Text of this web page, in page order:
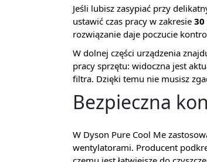
Jeśli lubisz zasypiać przy
ustawić czas pracy w zakresie
rozwiązanie daje poczucie
W dolnej części urządzenia
pracy sprzętu: widoczna jest
filtra. Dzięki temu nie musisz
Bezpieczna
W Dyson Pure Cool Me
wentylatorami. Producent